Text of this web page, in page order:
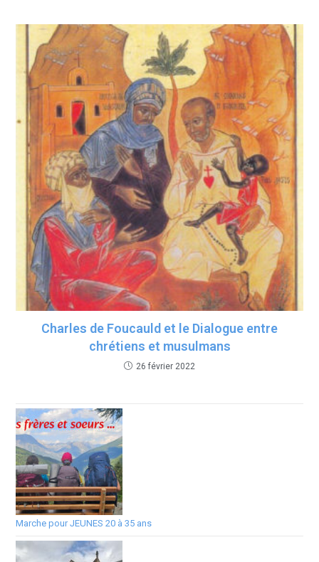
Charles de Foucauld et le Dialogue entre
chrétiens et musulmans
26 février 2022
Marche pour JEUNES 20 à 35 ans